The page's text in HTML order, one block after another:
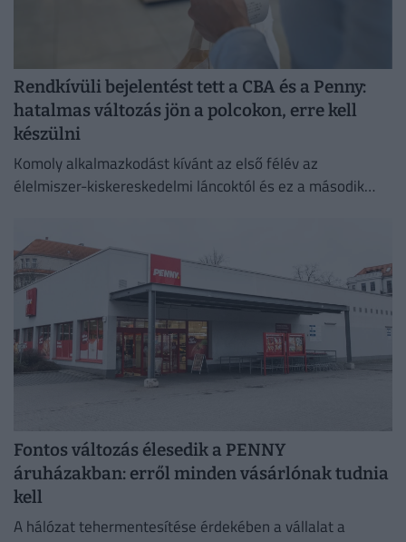
Rendkívüli bejelentést tett a CBA és a Penny:
hatalmas változás jön a polcokon, erre kell
készülni
Komoly alkalmazkodást kívánt az első félév az
élelmiszer-kiskereskedelmi láncoktól és ez a második
Fontos változás élesedik a PENNY
áruházakban: erről minden vásárlónak tudnia
kell
A hálózat tehermentesítése érdekében a vállalat a